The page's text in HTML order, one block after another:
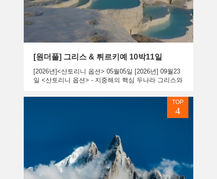
[원더풀] 그리스 & 튀르키예 10박11일
[2026년]<산토리니 옵션> 05월05일 [2026년] 09월23
일 <산토리니 옵션> - 지중해의 핵심 두나라 그리스와
TOP
4